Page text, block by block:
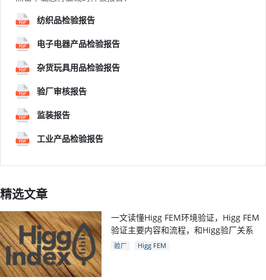
纺织品检验报告
电子电器产品检验报告
杂货玩具用品检验报告
验厂审核报告
监装报告
工业产品检验报告
精选文章
一文读懂Higg FEM环境验证，Higg FEM
验证主要内容和流程，和Higg验厂关系
验厂 Higg FEM